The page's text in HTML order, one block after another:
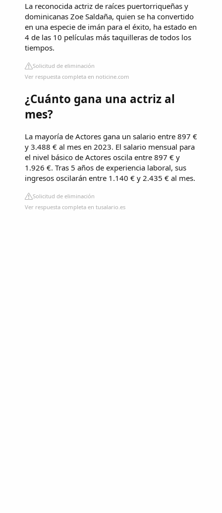
La reconocida actriz de raíces puertorriqueñas y
dominicanas Zoe Saldaña, quien se ha convertido
en una especie de imán para el éxito, ha estado en
4 de las 10 películas más taquilleras de todos los
tiempos.
Solicitud de eliminación
Ver respuesta completa en noticine.com
¿Cuánto gana una actriz al
mes?
La mayoría de Actores gana un salario entre 897 €
y 3.488 € al mes en 2023. El salario mensual para
el nivel básico de Actores oscila entre 897 € y
1.926 €. Tras 5 años de experiencia laboral, sus
ingresos oscilarán entre 1.140 € y 2.435 € al mes.
Solicitud de eliminación
Ver respuesta completa en tusalario.es